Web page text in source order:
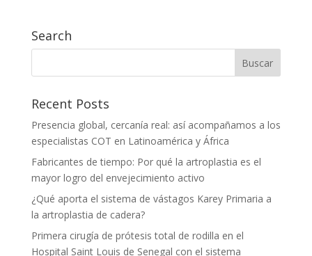
Search
Recent Posts
Presencia global, cercanía real: así acompañamos a los
especialistas COT en Latinoamérica y África
Fabricantes de tiempo: Por qué la artroplastia es el
mayor logro del envejecimiento activo
¿Qué aporta el sistema de vástagos Karey Primaria a
la artroplastia de cadera?
Primera cirugía de prótesis total de rodilla en el
Hospital Saint Louis de Senegal con el sistema